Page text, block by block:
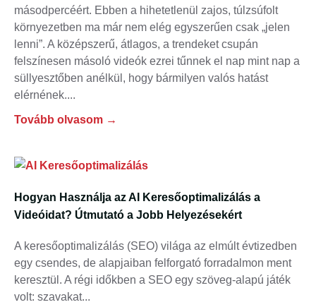
másodpercéért. Ebben a hihetetlenül zajos, túlzsúfolt
környezetben ma már nem elég egyszerűen csak „jelen
lenni”. A középszerű, átlagos, a trendeket csupán
felszínesen másoló videók ezrei tűnnek el nap mint nap a
süllyesztőben anélkül, hogy bármilyen valós hatást
elérnének.
Tovább olvasom →
Hogyan Használja az AI Keresőoptimalizálás a
Videóidat? Útmutató a Jobb Helyezésekért
A keresőoptimalizálás (SEO) világa az elmúlt évtizedben
egy csendes, de alapjaiban felforgató forradalmon ment
keresztül. A régi időkben a SEO egy szöveg-alapú játék
volt: szavakat